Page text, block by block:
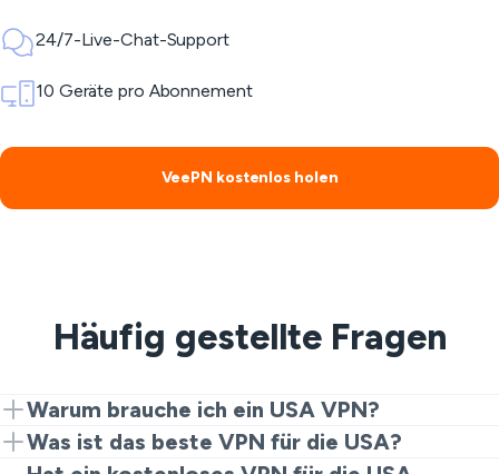
24/7-Live-Chat-Support
10 Geräte pro Abonnement
VeePN kostenlos holen
Häufig gestellte Fragen
Warum brauche ich ein USA VPN?
Ein USA VPN ist notwendig, um auf lokale Inhalte wie
Hulu, HBO Max und Peacock zuzugreifen. Die
Was ist das beste VPN für die USA?